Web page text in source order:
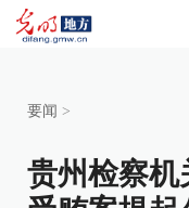
要闻 >
贵州检察机